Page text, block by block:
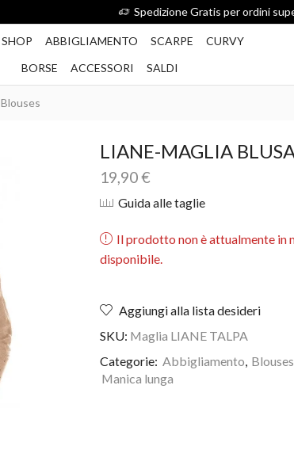
Spedizione Gratis per ordini superiori
SHOP ABBIGLIAMENTO SCARPE
CURVY
BORSE
ACCESSORI SALDI
Blouses
LIANE-MAGLIA
19,90€
Guida alle taglie
Il prodotto non è attualmente in
disponibile.
Aggiungi alla lista desideri
SKU: Maglia LIANE TALPA
Categorie: Abbigliamento, Blouses
Manica lunga